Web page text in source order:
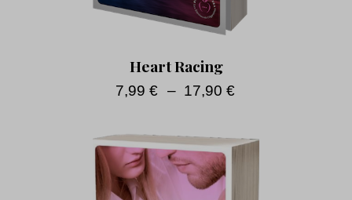
Heart Racing
7,99 € – 17,90 €